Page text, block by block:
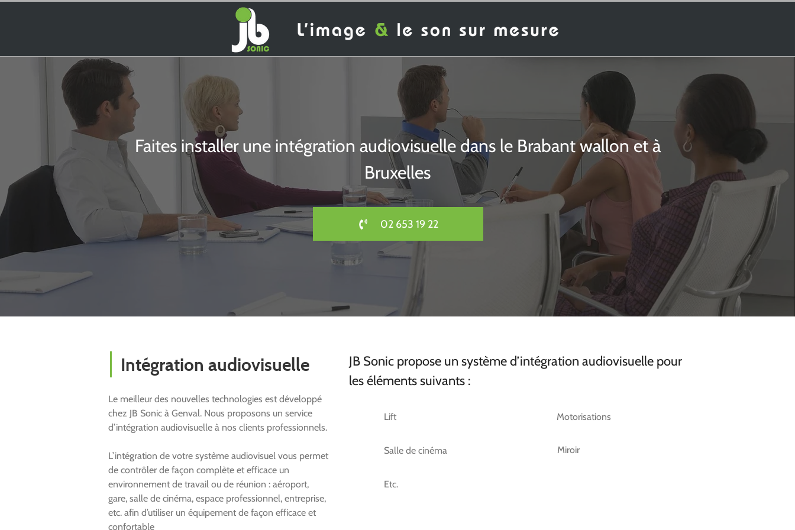
Faites installer une intégration audiovisuelle dans le Brabant wallon et à
Bruxelles
02 653 19 22
Intégration audiovisuelle
Le meilleur des nouvelles technologies est développé
chez JB Sonic à Genval. Nous proposons un service
d’intégration audiovisuelle à nos clients professionnels.
L’intégration de votre système audiovisuel vous permet
de contrôler de façon complète et efficace un
environnement de travail ou de réunion : aéroport,
gare, salle de cinéma, espace professionnel, entreprise,
etc. afin d’utiliser un équipement de façon efficace et
confortable
JB Sonic propose un système d’intégration audiovisuelle pour
les éléments suivants :
Lift
Salle de cinéma
Motorisations
Miroir
Etc.